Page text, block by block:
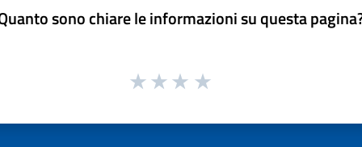
sono chiare le informazioni su questa